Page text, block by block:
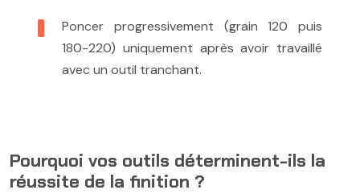
Poncer progressivement (grain 120 puis
180-220) uniquement après avoir travaillé
avec un outil tranchant.
Pourquoi vos outils déterminent-ils la
réussite de la finition ?